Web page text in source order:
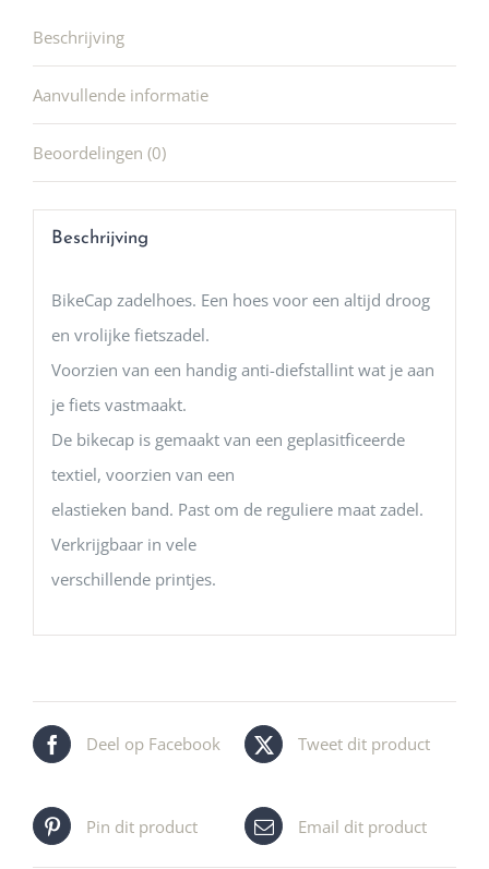
Beschrijving
Aanvullende informatie
Beoordelingen (0)
Beschrijving
BikeCap zadelhoes. Een hoes voor een altijd droog
en vrolijke fietszadel.
Voorzien van een handig anti-diefstallint wat je aan
je fiets vastmaakt.
De bikecap is gemaakt van een geplasitficeerde
textiel, voorzien van een
elastieken band. Past om de reguliere maat zadel.
Verkrijgbaar in vele
verschillende printjes.
Deel op Facebook Tweet dit product
Pin dit product Email dit product